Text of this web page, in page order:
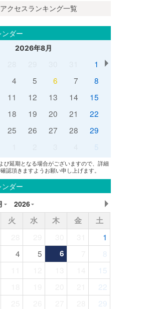
アクセスランキング一覧
ンダー
2026年8月
1
4 5 6 7
8
11 12 13 14
15
18 19 20 21
22
25 26 27 28
29
5
び延期となる場合がございますので、詳細
認頂きますようお願い申し上げます。
ンダー
2026
火 水 木 金
土
1
4 5 6
8
15
22
29